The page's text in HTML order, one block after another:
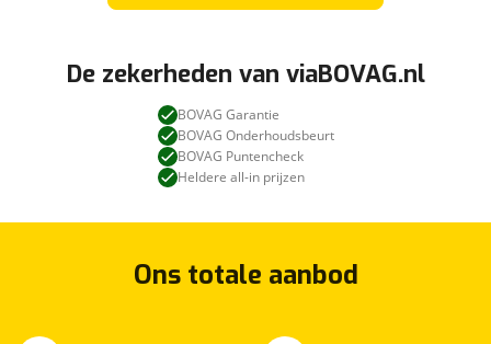
De zekerheden van viaBOVAG.nl
BOVAG Garantie
BOVAG Onderhoudsbeurt
BOVAG Puntencheck
Heldere all-in prijzen
Ons totale aanbod